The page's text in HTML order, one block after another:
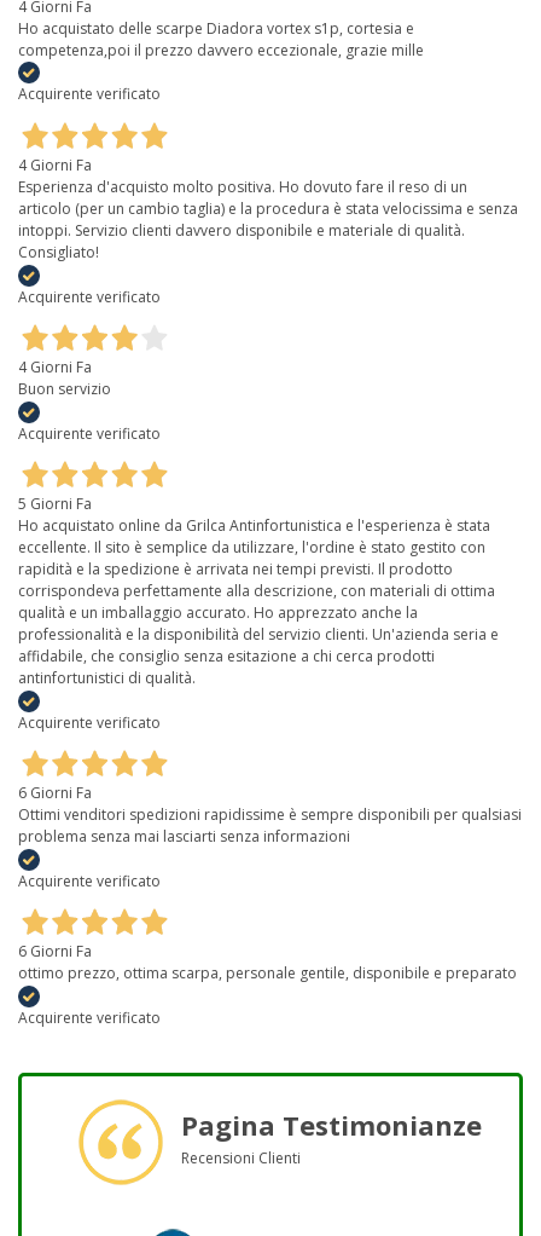
4 Giorni Fa
Ho acquistato delle scarpe Diadora vortex s1p, cortesia e
competenza,poi il prezzo davvero eccezionale, grazie mille
Acquirente verificato
4 Giorni Fa
Esperienza d'acquisto molto positiva. Ho dovuto fare il reso di un
articolo (per un cambio taglia) e la procedura è stata velocissima e senza
intoppi. Servizio clienti davvero disponibile e materiale di qualità.
Consigliato!
Acquirente verificato
4 Giorni Fa
Buon servizio
Acquirente verificato
5 Giorni Fa
Ho acquistato online da Grilca Antinfortunistica e l'esperienza è stata
eccellente. Il sito è semplice da utilizzare, l'ordine è stato gestito con
rapidità e la spedizione è arrivata nei tempi previsti. Il prodotto
corrispondeva perfettamente alla descrizione, con materiali di ottima
qualità e un imballaggio accurato. Ho apprezzato anche la
professionalità e la disponibilità del servizio clienti. Un'azienda seria e
affidabile, che consiglio senza esitazione a chi cerca prodotti
antinfortunistici di qualità.
Acquirente verificato
6 Giorni Fa
Ottimi venditori spedizioni rapidissime è sempre disponibili per qualsiasi
problema senza mai lasciarti senza informazioni
Acquirente verificato
6 Giorni Fa
ottimo prezzo, ottima scarpa, personale gentile, disponibile e preparato
Acquirente verificato
Pagina Testimonianze
Recensioni Clienti